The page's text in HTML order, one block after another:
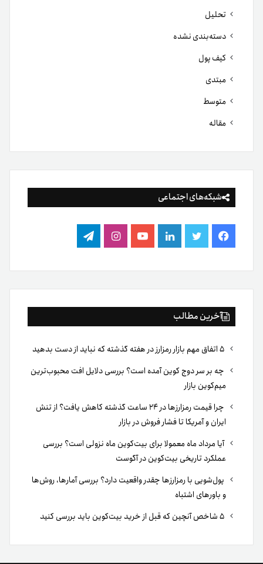
تحلیل
دسته‌بندی نشده
کیف پول
مبتدی
متوسط
مقاله
شبکه‌های اجتماعی
فیس
بوک
توییتر لینکدینیوتیوباینستاگرام
تلگرام
آخرین مطالب
چه بر سر دوج کوین آمده است؟ بررسی دلایل افت محبوب‌ترین
میم‌کوین بازار
چرا قیمت رمزارزها در ۲۴ ساعت گذشته کاهش یافت؟ از تنش
ایران و آمریکا تا فشار فروش در بازار
آیا مرداد ماه معمولا برای بیت‌کوین ماه نزولی است؟ بررسی
عملکرد تاریخی بیت‌کوین در آگوست
پول‌شویی با رمزارزها چقدر واقعیت دارد؟ بررسی آمارها، روش‌ها
و باورهای اشتباه